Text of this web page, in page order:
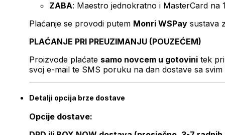
ZABA: Maestro jednokratno i MasterCard na
Plaćanje se provodi putem Monri WSPay sustava
PLAĆANJE PRI PREUZIMANJU (POUZEĆEM)
Proizvode plaćate samo novcem u gotovini tek
svoj e-mail te SMS poruku na dan dostave sa svim
Detalji opcija brze dostave
Opcije dostave: